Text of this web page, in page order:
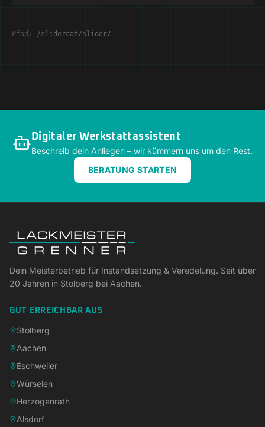
Pfad: /slidercat/slider/
Digitaler Werkstattassistent
Beschreib dein Anliegen – wir kümmern uns um den Rest.
BERATUNG STARTEN
Dein Meisterbetrieb für Instandsetzung & Veredelung. Seit über
20 Jahren in Stolberg bei Aachen.
GUT ERREICHBAR AUS
Stolberg
Aachen
Eschweiler
Würselen
Herzogenrath
Alsdorf